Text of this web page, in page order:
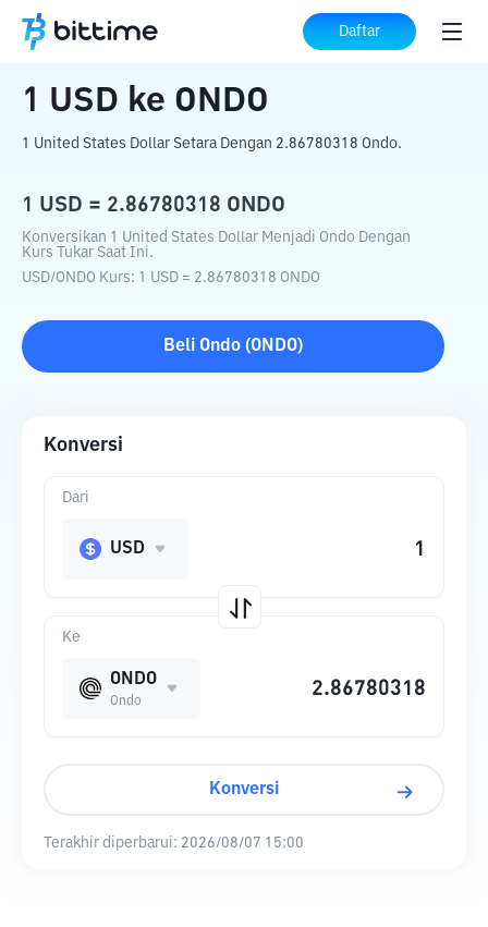
Daftar
Beranda Konverter Kripto ke ONDO
1 USD ke ONDO
1 United States Dollar Setara Dengan 2.86780318 Ondo.
1 USD = 2.86780318 ONDO
Konversikan 1 United States Dollar Menjadi Ondo Dengan
Kurs Tukar Saat Ini.
USD/ONDO Kurs: 1 USD = 2.86780318 ONDO
Beli Ondo (ONDO)
Konversi
Ke
ONDO
Ondo
Dari
USD
Konversi
Terakhir diperbarui: 2026/08/07 15:00